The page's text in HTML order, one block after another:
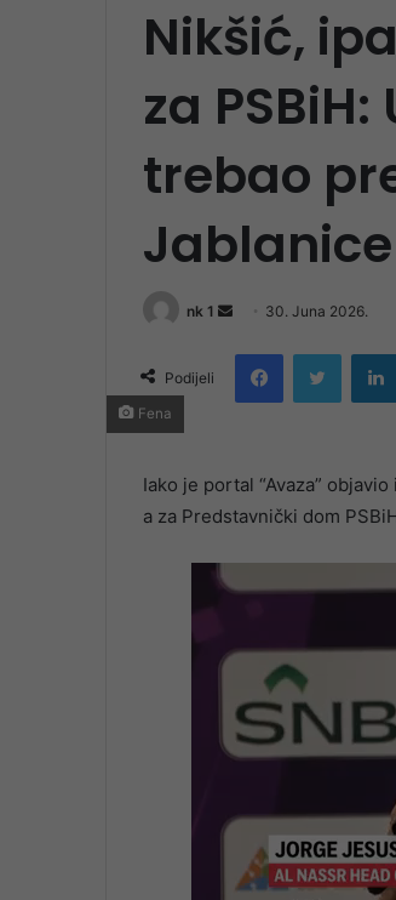
Nikšić,
za
trebao
Jablanice
nk 1
Send
email
30. Juna 2026.
Podijeli
FacebookTwitter
Fena
Iako je portal “Avaza”
a za Predstavnički dom